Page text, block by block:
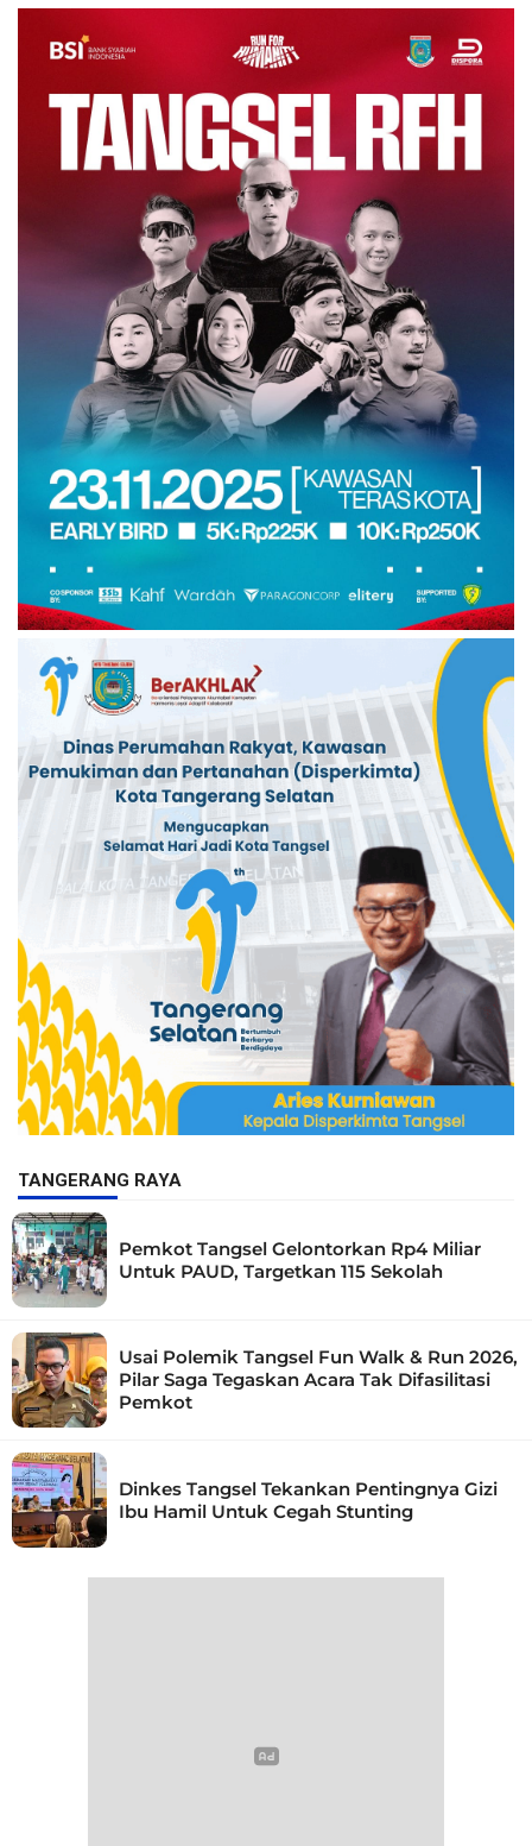
TANGERANG RAYA
Pemkot Tangsel Gelontorkan Rp4 Miliar
Untuk PAUD, Targetkan 115 Sekolah
Usai Polemik Tangsel Fun Walk & Run 2026,
Pilar Saga Tegaskan Acara Tak Difasilitasi
Pemkot
Dinkes Tangsel Tekankan Pentingnya Gizi
Ibu Hamil Untuk Cegah Stunting